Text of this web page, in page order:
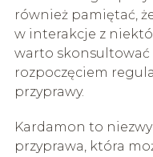
również pamiętać,
w interakcje z
warto skonsultować
rozpoczęciem
przyprawy.
Kardamon to
przyprawa, która